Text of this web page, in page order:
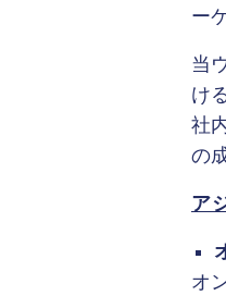
ー
当
け
社
の
ア
オ